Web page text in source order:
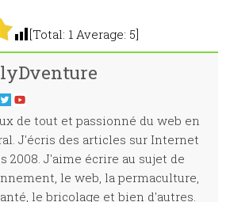
[Total: 1 Average: 5]
de tout et passionné du web en
J'écris des articles sur Internet
2008. J'aime écrire au sujet de
le web, la permaculture,
le bricolage et bien d'autres.